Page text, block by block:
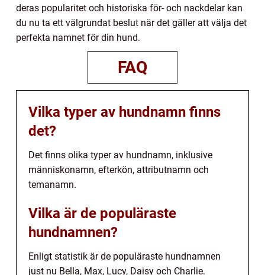
deras popularitet och historiska för- och nackdelar kan
du nu ta ett välgrundat beslut när det gäller att välja det
perfekta namnet för din hund.
FAQ
Vilka typer av hundnamn finns
det?
Det finns olika typer av hundnamn, inklusive
människonamn, efterkön, attributnamn och
temanamn.
Vilka är de populäraste
hundnamnen?
Enligt statistik är de populäraste hundnamnen
just nu Bella, Max, Lucy, Daisy och Charlie.